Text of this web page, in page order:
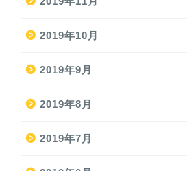
2019年10月
2019年9月
2019年8月
2019年7月